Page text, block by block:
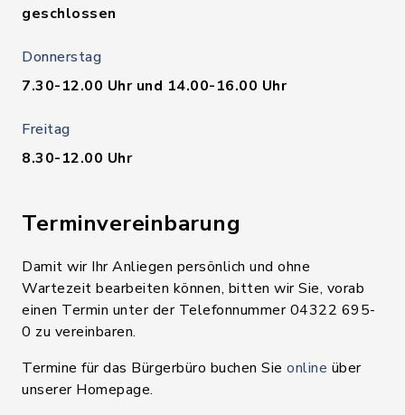
geschlossen
Donnerstag
7.30-12.00 Uhr und 14.00-16.00 Uhr
Freitag
8.30-12.00 Uhr
Terminvereinbarung
Damit wir Ihr Anliegen persönlich und ohne
Wartezeit bearbeiten können, bitten wir Sie, vorab
einen Termin unter der Telefonnummer 04322 695-
0 zu vereinbaren.
Termine für das Bürgerbüro buchen Sie online über
unserer Homepage.